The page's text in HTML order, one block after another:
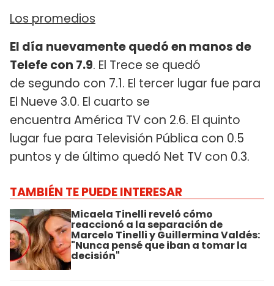
Los promedios
El día nuevamente quedó en manos de
Telefe con 7.9. El Trece se quedó
de segundo con 7.1. El tercer lugar fue para
El Nueve 3.0. El cuarto se
encuentra América TV con 2.6. El quinto
lugar fue para Televisión Pública con 0.5
puntos y de último quedó Net TV con 0.3.
TAMBIÉN TE PUEDE INTERESAR
Micaela Tinelli reveló cómo
reaccionó a la separación de
Marcelo Tinelli y Guillermina Valdés:
"Nunca pensé que iban a tomar la
decisión"